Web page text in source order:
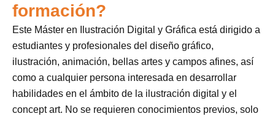
formación?
Este Máster en Ilustración Digital y Gráfica está dirigido a
estudiantes y profesionales del diseño gráfico,
ilustración, animación, bellas artes y campos afines, así
como a cualquier persona interesada en desarrollar
habilidades en el ámbito de la ilustración digital y el
concept art. No se requieren conocimientos previos, solo